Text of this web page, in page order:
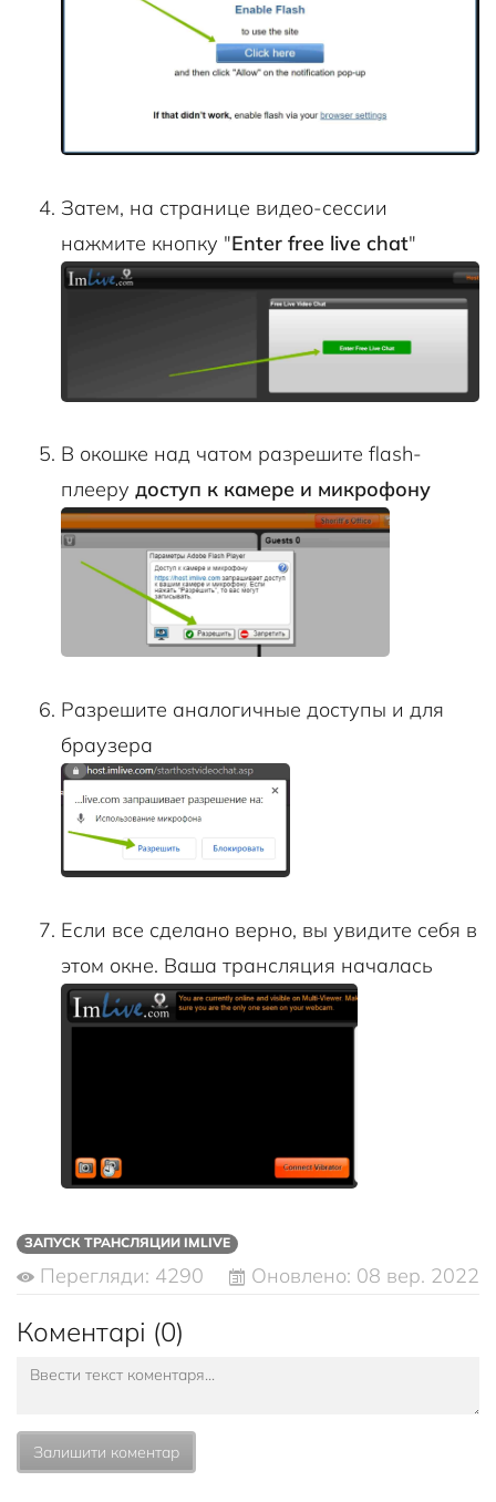
Затем, на странице видео-сессии
нажмите кнопку "Enter free live chat"
В окошке над чатом разрешите flash-
плееру доступ к камере и микрофону
Разрешите аналогичные доступы и для
браузера
Если все сделано верно, вы увидите себя в
этом окне. Ваша трансляция началась
ЗАПУСК ТРАНСЛЯЦИИ IMLIVE
Перегляди: 4290 Оновлено: 08 вер. 2022
Коментарі (0)
Залишити коментар